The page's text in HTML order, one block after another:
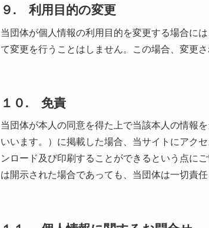
９. 利用目的の変更
当団体が個人情報の利用目的を変更する場合に
て変更を行うことはしません。この場合、変更
１０. 免責
当団体が本人の同意を得た上で当該本人の情報
いいます。）に掲載した場合、当サイトにアク
ンロード及び印刷することができるという点に
は開示された場合であっても、当団体は一切責任